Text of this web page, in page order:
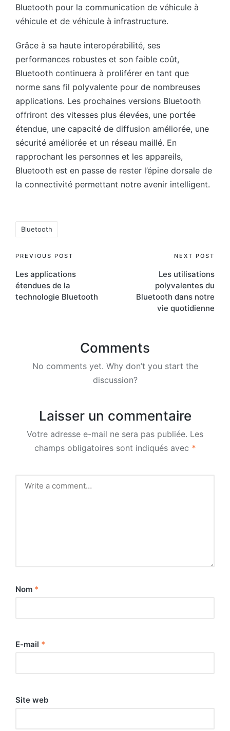
Bluetooth pour la communication de véhicule à
véhicule et de véhicule à infrastructure.
Grâce à sa haute interopérabilité, ses
performances robustes et son faible coût,
Bluetooth continuera à proliférer en tant que
norme sans fil polyvalente pour de nombreuses
applications. Les prochaines versions Bluetooth
offriront des vitesses plus élevées, une portée
étendue, une capacité de diffusion améliorée, une
sécurité améliorée et un réseau maillé. En
rapprochant les personnes et les appareils,
Bluetooth est en passe de rester l’épine dorsale de
la connectivité permettant notre avenir intelligent.
Bluetooth
Post
navigation
PREVIOUS POST
Les applications
étendues de la
technologie Bluetooth
NEXT POST
Les utilisations
polyvalentes du
Bluetooth dans notre
vie quotidienne
Comments
No comments yet. Why don’t you start the
discussion?
Laisser un commentaire
Votre adresse e-mail ne sera pas publiée. Les
champs obligatoires sont indiqués avec *
Nom *
E-mail *
Site web